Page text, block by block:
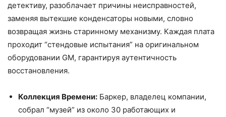
детективу, разоблачает причины неисправностей,
заменяя вытекшие конденсаторы новыми, словно
возвращая жизнь старинному механизму. Каждая плата
проходит “стендовые испытания” на оригинальном
оборудовании GM, гарантируя аутентичность
восстановления.
Коллекция Времени: Баркер, владелец компании,
собрал “музей” из около 30 работающих и